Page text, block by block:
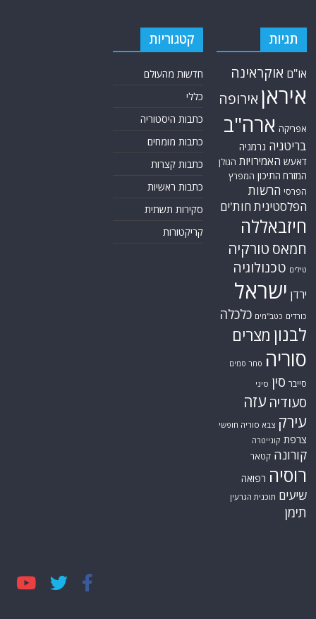
תגיות
או"ם אוקראינה
איראן אירופה
אפריקה ארה"ב
בריטניה גרמניה
דאעש האמירויות הגולן
המזרח התיכון המפרץ
הפרסי הרשות
הפלסטיניתחות'ים
חיזבאללה
חמאס טורקיה
טילים טכנולוגיה
ירדן ישראל
כורדים כטב"מים כלכלה
לבנון מצרים
סוריה סחר סמים
סייבר סין סיני
סעודיה עזה
עירק צבא סוריה חופשי
צרפת קונייטרה
קורונה קטאר
רוסיה רפואה
שיעים תוכנית הגרעין
תימן
קטגוריות
חדשות מהעולם
כללי
כתבות היסטוריה
כתבות מומחים
כתבות קצרות
כתבות ראשיות
סקירות תשתית
קריקטורות